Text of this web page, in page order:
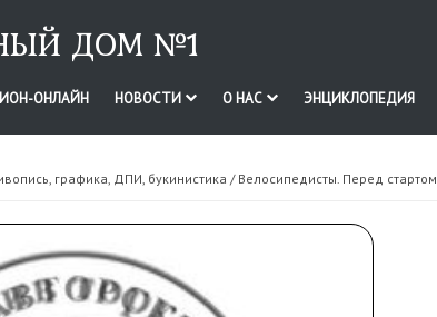
ДОМ №1
ОНЛАЙН НОВОСТИ О НАС ЭНЦИКЛОПЕДИЯ
графика, ДПИ, букинистика / Велосипедисты. Перед стартом